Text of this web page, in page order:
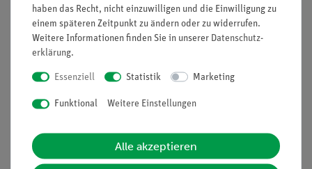
Nach oben
Informationen
Projekte und Lösungen
Beratung & Showroom
haben das Recht, nicht einzuwilligen und die Einwilligung zu
einem späteren Zeitpunkt zu ändern oder zu widerrufen.
Weitere Informationen finden Sie in unserer Daten­schutz­
erklärung.
Essenziell Statistik Marketing
Funktional Weitere Einstellungen
Alle akzeptieren